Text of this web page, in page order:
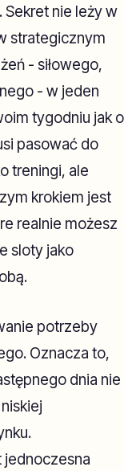
nie leży w
strategicznym
- siłowego,
- w jeden
tygodniu jak o
pasować do
treningi, ale
krokiem jest
realnie możesz
sloty jako
potrzeby
Oznacza to,
dnia nie
jednoczesna